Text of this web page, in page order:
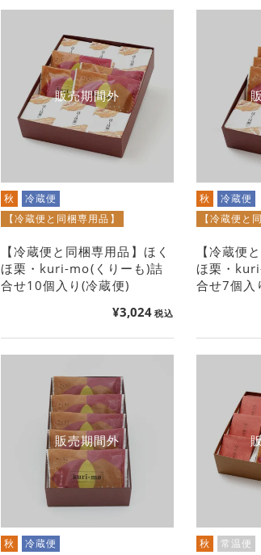
販売期間外
秋
冷蔵便
【冷蔵便と同梱専用品】
【冷蔵便と同梱専用品】ほく
ほ栗・kuri-mo(くりーも)詰
合せ10個入り(冷蔵便)
¥3,024 税込
秋
冷蔵便
【冷蔵便と
【冷蔵便
ほ栗・
合せ7個入
販売期間外
秋
冷蔵便
秋 常温便